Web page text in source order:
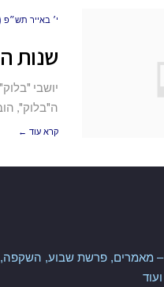
י׳ באייר תש״פ
שנות
ה"בלוק", הובא
קרא עוד ←
– מאמרים, פרשת שבוע, השקפה,